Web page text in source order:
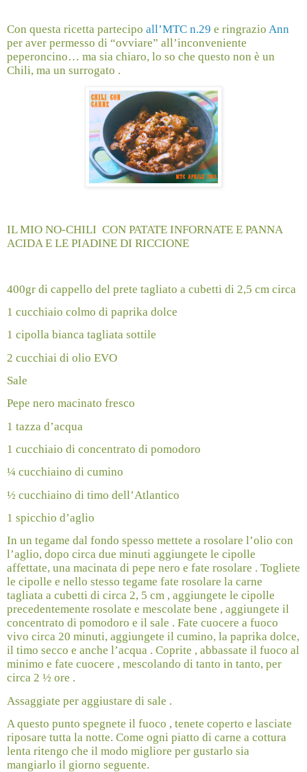
Con questa ricetta partecipo all’MTC n.29 e ringrazio Ann
per aver permesso di “ovviare” all’inconveniente
peperoncino… ma sia chiaro, lo so che questo non è un
Chili, ma un surrogato .
IL MIO NO-CHILI CON PATATE INFORNATE E PANNA
ACIDA E LE PIADINE DI RICCIONE
400gr di cappello del prete tagliato a cubetti di 2,5 cm circa
1 cucchiaio colmo di paprika dolce
1 cipolla bianca tagliata sottile
2 cucchiai di olio EVO
Sale
Pepe nero macinato fresco
1 tazza d’acqua
1 cucchiaio di concentrato di pomodoro
¼ cucchiaino di cumino
½ cucchiaino di timo dell’Atlantico
1 spicchio d’aglio
In un tegame dal fondo spesso mettete a rosolare l’olio con
l’aglio, dopo circa due minuti aggiungete le cipolle
affettate, una macinata di pepe nero e fate rosolare . Togliete
le cipolle e nello stesso tegame fate rosolare la carne
tagliata a cubetti di circa 2, 5 cm , aggiungete le cipolle
precedentemente rosolate e mescolate bene , aggiungete il
concentrato di pomodoro e il sale . Fate cuocere a fuoco
vivo circa 20 minuti, aggiungete il cumino, la paprika dolce,
il timo secco e anche l’acqua . Coprite , abbassate il fuoco al
minimo e fate cuocere , mescolando di tanto in tanto, per
circa 2 ½ ore .
Assaggiate per aggiustare di sale .
A questo punto spegnete il fuoco , tenete coperto e lasciate
riposare tutta la notte. Come ogni piatto di carne a cottura
lenta ritengo che il modo migliore per gustarlo sia
mangiarlo il giorno seguente.